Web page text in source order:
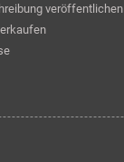
veröffentlichen